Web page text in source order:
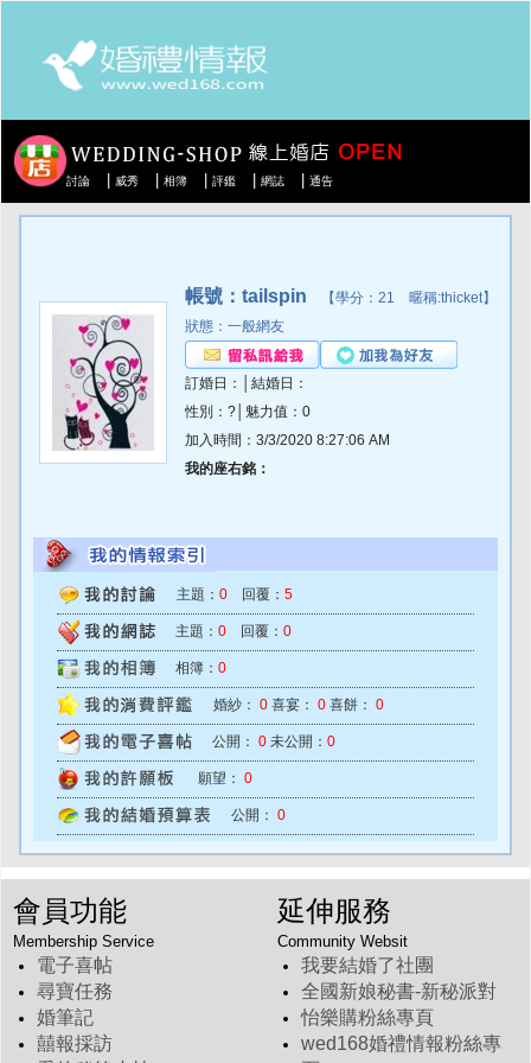
討論 威秀 相簿 評鑑 網誌 通告
帳號：tailspin 【學分：21 暱稱:thicket】
狀態：一般網友
訂婚日：│結婚日：
性別：?│魅力值：0
加入時間：3/3/2020 8:27:06 AM
我的座右銘：
主題： 0 回覆： 5
主題： 0 回覆： 0
相簿： 0
婚紗： 0 喜宴： 0 喜餅： 0
公開： 0 未公開： 0
願望： 0
公開： 0
會員功能
Membership Service
電子喜帖
尋寶任務
婚筆記
囍報採訪
延伸服務
Community Websit
我要結婚了社團
全國新娘秘書-新秘派對
怡樂購粉絲專頁
wed168婚禮情報粉絲專